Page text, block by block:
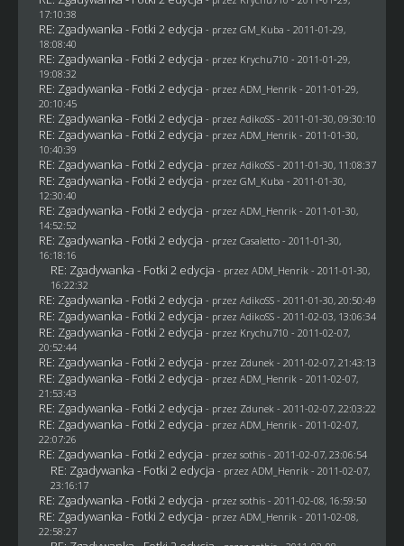
17:10:38
RE: Zgadywanka - Fotki 2 edycja - przez GM_Kuba - 2011-01-29,
18:08:40
RE: Zgadywanka - Fotki 2 edycja - przez Krychu710 - 2011-01-29,
19:08:32
RE: Zgadywanka - Fotki 2 edycja - przez ADM_Henrik - 2011-01-29,
20:10:45
RE: Zgadywanka - Fotki 2 edycja - przez AdikoSS - 2011-01-30, 09:30:10
RE: Zgadywanka - Fotki 2 edycja - przez ADM_Henrik - 2011-01-30,
10:40:39
RE: Zgadywanka - Fotki 2 edycja - przez AdikoSS - 2011-01-30, 11:08:37
RE: Zgadywanka - Fotki 2 edycja - przez GM_Kuba - 2011-01-30,
12:30:40
RE: Zgadywanka - Fotki 2 edycja - przez ADM_Henrik - 2011-01-30,
14:52:52
RE: Zgadywanka - Fotki 2 edycja - przez Casaletto- 2011-01-30,
16:18:16
RE: Zgadywanka - Fotki 2 edycja - przez ADM_Henrik - 2011-01-30,
16:22:32
RE: Zgadywanka - Fotki 2 edycja - przez AdikoSS - 2011-01-30, 20:50:49
RE: Zgadywanka - Fotki 2 edycja - przez AdikoSS - 2011-02-03, 13:06:34
RE: Zgadywanka - Fotki 2 edycja - przez Krychu710 - 2011-02-07,
20:52:44
RE: Zgadywanka - Fotki 2 edycja - przez Zdunek - 2011-02-07, 21:43:13
RE: Zgadywanka - Fotki 2 edycja - przez ADM_Henrik - 2011-02-07,
21:53:43
RE: Zgadywanka - Fotki 2 edycja - przez Zdunek - 2011-02-07, 22:03:22
RE: Zgadywanka - Fotki 2 edycja - przez ADM_Henrik - 2011-02-07,
22:07:26
RE: Zgadywanka - Fotki 2 edycja - przez sothis- 2011-02-07, 23:06:54
RE: Zgadywanka - Fotki 2 edycja - przez ADM_Henrik - 2011-02-07,
23:16:17
RE: Zgadywanka - Fotki 2 edycja - przez sothis- 2011-02-08, 16:59:50
RE: Zgadywanka - Fotki 2 edycja - przez ADM_Henrik - 2011-02-08,
22:58:27